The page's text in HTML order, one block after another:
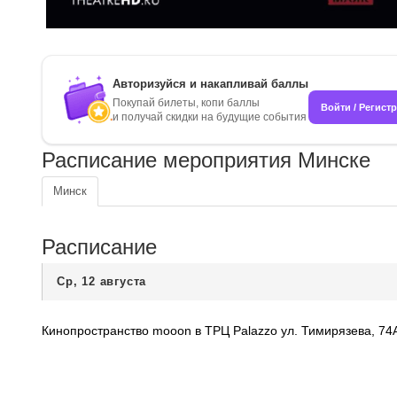
Авторизуйся и накапливай баллы
Покупай билеты, копи баллы
и получай скидки на будущие события
Войти /
Расписание мероприятия Минске
Минск
Расписание
Ср, 12 августа
Кинопространство mooon в ТРЦ Palazzo ул. Тимирязева,